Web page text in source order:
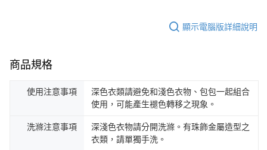
顯示電腦版詳細說明
商品規格
使用注意事項
深色衣類請避免和淺色衣物、包包一起組合
使用，可能產生褪色轉移之現象。
洗滌注意事項
深淺色衣物請分開洗滌。有珠飾金屬造型之
衣類，請單獨手洗。